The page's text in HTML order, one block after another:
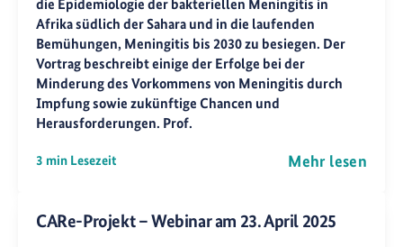
die Epidemiologie der bakteriellen Meningitis in
Afrika südlich der Sahara und in die laufenden
Bemühungen, Meningitis bis 2030 zu besiegen. Der
Vortrag beschreibt einige der Erfolge bei der
Minderung des Vorkommens von Meningitis durch
Impfung sowie zukünftige Chancen und
Herausforderungen. Prof.
3 min Lesezeit Mehr lesen
CARe-Projekt – Webinar am 23. April 2025